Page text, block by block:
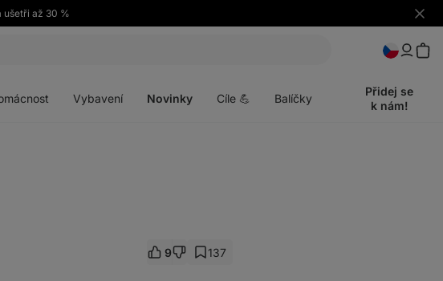
ušetři až 30 %
Skrýt
Vybavení Novinky Cíle 💪 Balíčky
Přidej se
k nám!
9 137